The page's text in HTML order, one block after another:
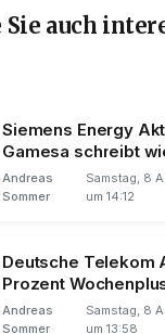
Sie auch
Siemens Energy
Gamesa schreibt
schwarze Zahlen
Andreas
Sommer
Samstag, 8
um 14:12
Deutsche Telekom
Prozent
Andreas
Sommer
Samstag, 8
um 13:58